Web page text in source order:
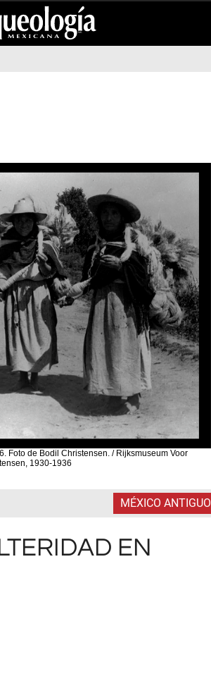
Foto de Bodil Christensen. / Rijksmuseum Voor
1930-1936
MÉXICO ANTIGUO
EN